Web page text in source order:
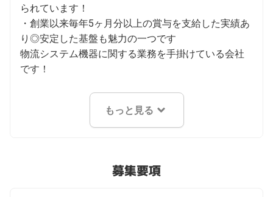
られています！
・創業以来毎年5ヶ月分以上の賞与を支給した実績あ
り◎安定した基盤も魅力の一つです
物流システム機器に関する業務を手掛けている会社
です！
もっと見る
募集要項